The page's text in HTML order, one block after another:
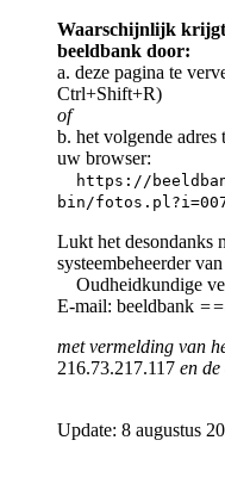
Waarschijnlijk krijgt
beeldbank door:
a. deze pagina te
Ctrl+Shift+R)
of
b. het volgende adres
uw browser:
https://
bin/
Lukt het desondanks
systeembeheerder
Oudheidkundige
E-mail: beeldbank
met vermelding van
216.73.217.117 en de
Update: 8 augustus